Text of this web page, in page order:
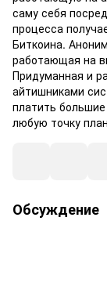
саму себя
процесса
Биткоина.
работающая на
Придуманная и
айтишниками
платить
любую точку
Обсуждение